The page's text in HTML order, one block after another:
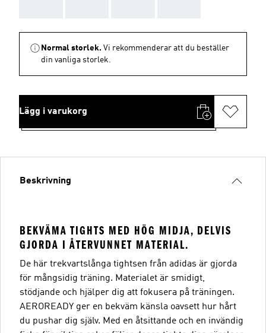
Normal storlek. Vi rekommenderar att du beställer
din vanliga storlek.
Lägg i varukorg
Beskrivning
BEKVÄMA TIGHTS MED HÖG MIDJA, DELVIS
GJORDA I ÅTERVUNNET MATERIAL.
De här trekvartslånga tightsen från adidas är gjorda
för mångsidig träning. Materialet är smidigt,
stödjande och hjälper dig att fokusera på träningen.
AEROREADY ger en bekväm känsla oavsett hur hårt
du pushar dig själv. Med en åtsittande och en invändig